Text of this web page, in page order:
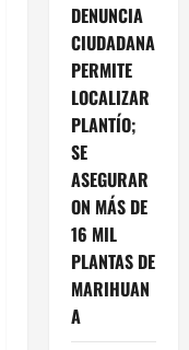
DENUNCIA
CIUDADANA
PERMITE
LOCALIZAR
PLANTÍO;
SE
ASEGURAR
ON MÁS DE
16 MIL
PLANTAS DE
MARIHUAN
A